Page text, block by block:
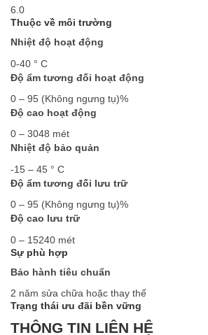
6.0
Thuộc về môi trường
Nhiệt độ hoạt động
0-40 ° C
Độ ẩm tương đối hoạt động
0 – 95 (Không ngưng tụ)%
Độ cao hoạt động
0 – 3048 mét
Nhiệt độ bảo quản
-15 – 45 ° C
Độ ẩm tương đối lưu trữ
0 – 95 (Không ngưng tụ)%
Độ cao lưu trữ
0 – 15240 mét
Sự phù hợp
Bảo hành tiêu chuẩn
2 năm sửa chữa hoặc thay thế
Trạng thái ưu đãi bền vững
THÔNG TIN LIÊN HỆ